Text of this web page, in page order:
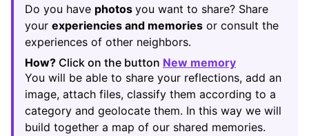
Do you have photos you want to share? Share
your experiencies and memories or consult the
experiences of other neighbors.
How? Click on the button New memory
(Opens in
You will be able to share your reflections, add an
image, attach files, classify them according to a
category and geolocate them. In this way we will
build together a map of our shared memories.